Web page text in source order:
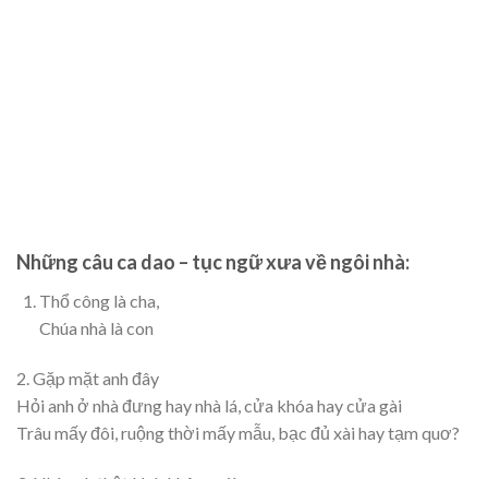
Những câu ca dao – tục ngữ xưa về ngôi nhà:
Thổ cônglà cha,
Chúa nhà là con
2. Gặp mặt anh đây
Hỏi anh ở nhà đưnghay nhà lá, cửa khóa hay cửa gài
Trâu mấy đôi, ruộng thời mấy mẫu , bạc đủ xài hay tạm quơ?